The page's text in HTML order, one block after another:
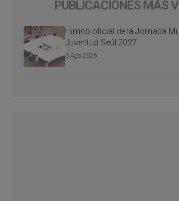
PUBLICACIONES MÁS
Himno oficial de la Jornada
Juventud Seúl 2027
3 Ago 2026